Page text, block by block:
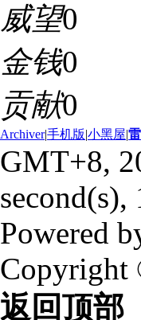
威望0
金钱0
贡献0
Archiver|手机版|小黑屋|
GMT+8,
second(s),
Powered
Copyright
返回顶部